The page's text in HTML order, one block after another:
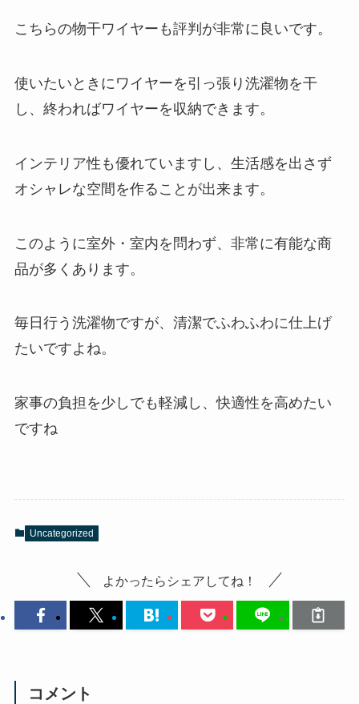
こちらの物干ワイヤーも評判が非常に良いです。
使いたいときにワイヤーを引っ張り洗濯物を干
し、終わればワイヤーを収納できます。
インテリア性も優れていますし、生活感を出さず
オシャレな空間を作ることが出来ます。
このように室外・室内を問わず、非常に有能な商
品が多くあります。
毎日行う洗濯物ですが、清潔でふわふわに仕上げ
たいですよね。
家事の負担を少しでも軽減し、快適性を高めたい
ですね
Uncategorized
よかったらシェアしてね！
コメント